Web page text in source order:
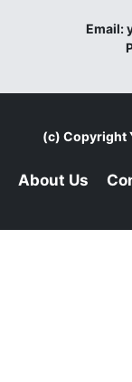
Email:
(c) Copyright
About Us